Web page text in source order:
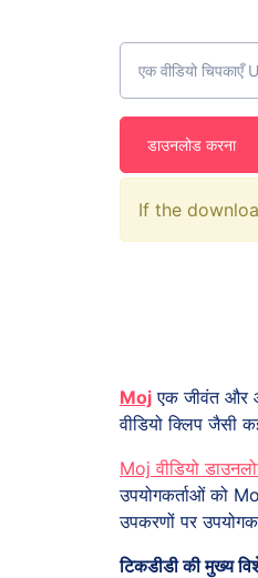
डाउनलोड करना
If the
Moj एक जीवंत और
वीडियो क्लिप जैसी
Moj वीडियो
उपयोगकर्ताओं को
उपकरणों पर
टिकडीडी की मुख्य